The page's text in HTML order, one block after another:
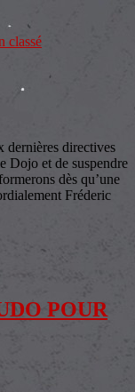
classé
directives
Dojo et de suspendre
dès qu’une
Fréderic
POUR